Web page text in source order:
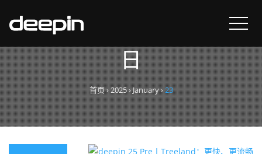
每日归档：
2025年1月23
日
首页›2025›January›23